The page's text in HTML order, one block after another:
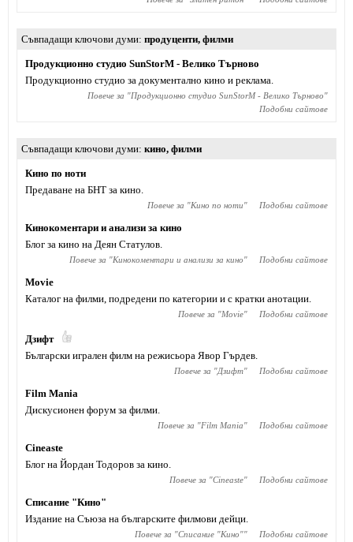
Съвпадащи ключови думи продуценти, филми
Продукционно студио SunStorM - Велико Търново
Продукционно студио за документално кино и реклама.
Повече за "Продукционно студио SunStorM - Велико Търново"
Подобни сайтове
Съвпадащи ключови думи кино, филми
Кино по ноти
Предаване на БНТ за кино.
Повече за "Кино по ноти" Подобни сайтове
Кинокоментари и анализи за кино
Блог за кино на Деян Статулов.
Повече за "Кинокоментари и анализи за кино" Подобни сайтове
Movie
Каталог на филми, подредени по категории и с кратки анотации.
Повече за "Movie" Подобни сайтове
Дзифт
Български игрален филм на режисьора Явор Гърдев.
Повече за "Дзифт" Подобни сайтове
Film Mania
Дискусионен форум за филми.
Повече за "Film Mania" Подобни сайтове
Cineaste
Блог на Йордан Тодоров за кино.
Повече за "Cineaste" Подобни сайтове
Списание "Кино"
Издание на Съюза на българските филмови дейци.
Повече за "Списание "Кино"" Подобни сайтове